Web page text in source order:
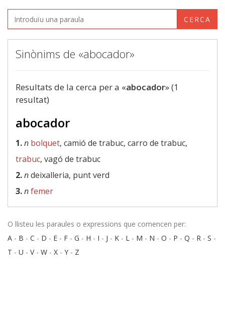
CERCA
Sinònims de «abocador»
Resultats de la cerca per a «abocador» (1
resultat)
abocador
1.n bolquet, camió de trabuc, carro de trabuc,
trabuc, vagó de trabuc
2.ndeixalleria, punt verd
3.nfemer
O llisteu les paraules o expressions que comencen per:
A - B - C - D - E - F - G - H - I - J - K - L - M - N - O - P - Q - R - S -
T - U - V- W - X - Y - Z